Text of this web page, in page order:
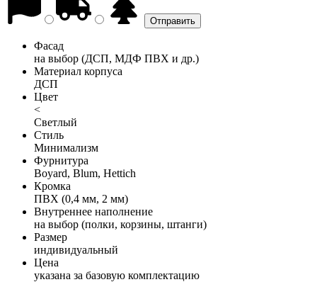
Фасад
на выбор (ДСП, МДФ ПВХ и др.)
Материал корпуса
ДСП
Цвет
<
Светлый
Стиль
Минимализм
Фурнитура
Boyard, Blum, Hettich
Кромка
ПВХ (0,4 мм, 2 мм)
Внутреннее наполнение
на выбор (полки, корзины, штанги)
Размер
индивидуальный
Цена
указана за базовую комплектацию